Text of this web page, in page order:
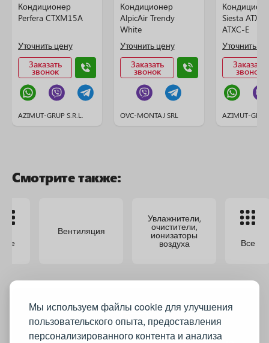
Мы используем файлы cookie для улучшения
пользовательского опыта, предоставления
персонализированного контента и анализа
Кондиционер
Perfera CTXM15A
Уточнить цену
Заказать
звонок
AZIMUT-GRUP S.R.L.
Кондиционер
AlpicAir Trendy
White
Уточнить цену
Заказать
звонок
OVC-MONTAJ SRL
Siesta
ATXC-E
Уточнить
Заказать
звонок
AZIMUT-
Смотрите также:
Все
Вентиляция
Увлажнители,
очистители,
ионизаторы
воздуха Все